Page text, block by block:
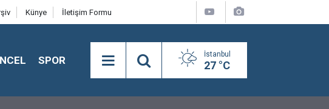
Künye İletişim Formu
SPOR İstanbul
27 °C